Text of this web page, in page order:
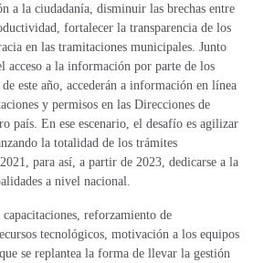
a la ciudadanía, disminuir las brechas entre
fortalecer la transparencia de los
en las tramitaciones municipales. Junto
acceso a la información por parte de los
este año, accederán a información en línea
y permisos en las Direcciones de
país. En ese escenario, el desafío es agilizar
la totalidad de los trámites
para así, a partir de 2023, dedicarse a la
a nivel nacional.
reforzamiento de
tecnológicos, motivación a los equipos
se replantea la forma de llevar la gestión